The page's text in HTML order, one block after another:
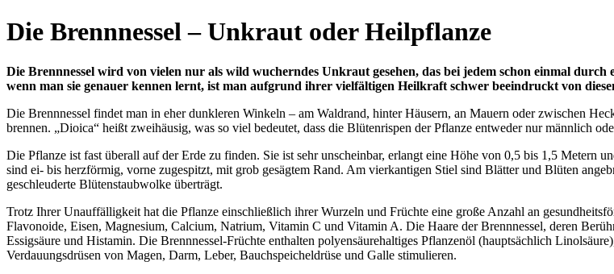
Die Brennnessel – Unkraut oder Heilpflanze
Die Brennnessel wird von vielen nur als wild wucherndes Unkraut gesehen, das bei jedem schon einmal
wenn man sie genauer kennen lernt, ist man aufgrund ihrer vielfältigen Heilkraft schwer beeindruckt von
Die Brennnessel findet man in eher dunkleren Winkeln – am Waldrand, hinter Häusern, an Mauern oder zwischen
brennen. „Dioica“ heißt zweihäusig, was so viel bedeutet, dass die Blütenrispen der Pflanze entweder nur männlich
Die Pflanze ist fast überall auf der Erde zu finden. Sie ist sehr unscheinbar, erlangt eine Höhe von 0,5 bis 1,5 Metern
sind ei- bis herzförmig, vorne zugespitzt, mit grob gesägtem Rand. Am vierkantigen Stiel sind Blätter und Blüten
geschleuderte Blütenstaubwolke überträgt.
Trotz Ihrer Unauffälligkeit hat die Pflanze einschließlich ihrer Wurzeln und Früchte eine große Anzahl an
Flavonoide, Eisen, Magnesium, Calcium, Natrium, Vitamin C und Vitamin A. Die Haare der Brennnessel, deren
Essigsäure und Histamin. Die Brennnessel-Früchte enthalten polyensäurehaltiges Pflanzenöl (hauptsächlich
Verdauungsdrüsen von Magen, Darm, Leber, Bauchspeicheldrüse und Galle stimulieren.